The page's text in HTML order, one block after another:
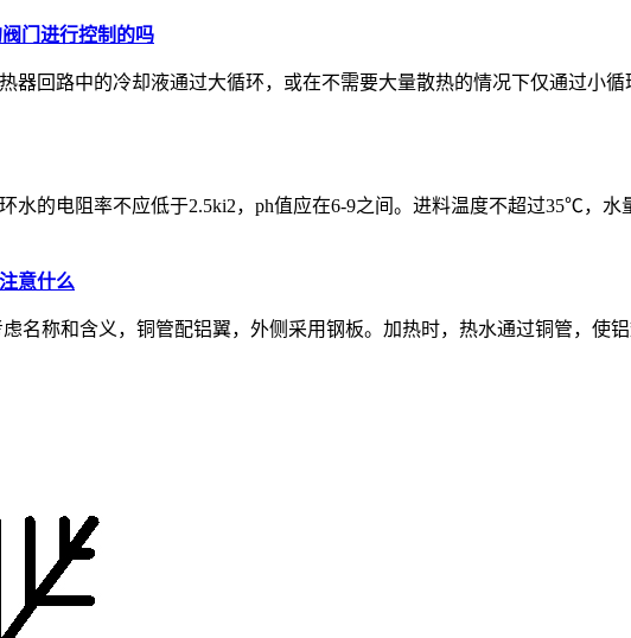
门进行控制的吗
器回路中的冷却液通过大循环，或在不需要大量散热的情况下仅通过小循
水的电阻率不应低于2.5ki2，ph值应在6-9之间。进料温度不超过35℃，水
意什么
名称和含义，铜管配铝翼，外侧采用钢板。加热时，热水通过铜管，使